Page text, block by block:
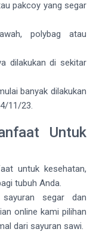
pakcoy yang segar
polybag atau
dilakukan di sekitar
banyak dilakukan
11/23.
Untuk
untuk kesehatan,
tubuh Anda.
segar dan
online kami pilihan
dari sayuran sawi.